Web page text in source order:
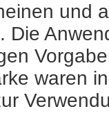
und
Die
waren